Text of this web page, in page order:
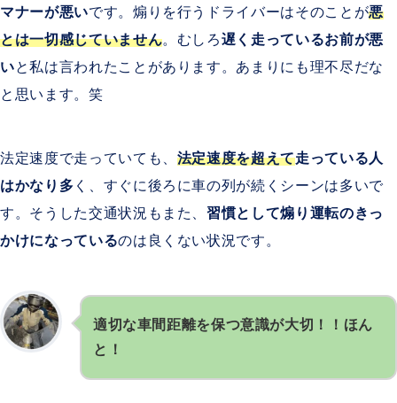
マナーが悪いです。煽りを行うドライバーはそのことが悪
とは一切感じていません。むしろ遅く走っているお前が悪
いと私は言われたことがあります。あまりにも理不尽だな
と思います。笑
法定速度で走っていても、 法定速度を超えて走っている人
はかなり多 く、すぐに後ろに車の列が続くシーンは多いで
す。そうした交通状況もまた、習慣として煽り運転のきっ
かけになっているのは良くない状況です。
適切な車間距離を保つ意識が大切！！ほん
と！